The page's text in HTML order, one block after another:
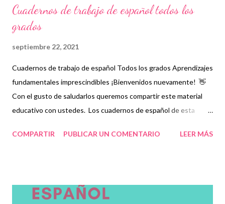
Cuadernos de trabajo de español todos los
grados
septiembre 22, 2021
Cuadernos de trabajo de español Todos los grados Aprendizajes
fundamentales imprescindibles ¡Bienvenidos nuevamente! 👋
Con el gusto de saludarlos queremos compartir este material
educativo con ustedes. Los cuadernos de español de esta
imprescindibles que los niños deberán adquirir, de acuerdo a su
estudiantes, docentes y padres de familia mediante desafíos y
COMPARTIR PUBLICAR UN COMENTARIO LEER MÁS